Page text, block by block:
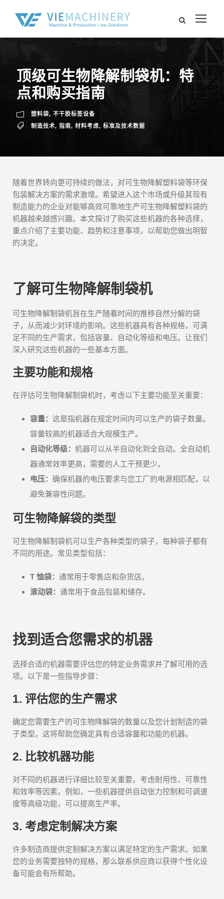
顶级可生物降解制袋机：特
点和购买指南
塑料袋, 不干胶标签设备
制造技术, 指南, 材料考虑, 标准及技术数据
随着世界转向更可持续的做法，对可生物降解塑料袋等环保
包装解决方案的需求激增。希望进入这个市场或升级其现有
制造能力的企业对能够高效可靠地生产可生物降解塑料袋的
机器越来越感兴趣。本文探讨了购买这些机器的各种选择，
重点介绍了主要功能、趋势和注意事项，以帮助您做出明智
的决定。
了解可生物降解制袋机
可生物降解制袋机旨在生产随着时间的推移自然分解的袋
子，从而减少对环境的影响。这些机器具有各种规格，可满
足不同的生产需求，包括容量、自动化等级和电压。让我们
深入研究这些机器的一些基本方面。
主要功能和规格
在评估可生物降解制袋机时，考虑以下主要功能至关重要：
容量： 这是指机器在规定时间内可以生产的袋子数量。
容量较高的机器适合大规模生产。
自动化等级： 机器可以从半自动化到全自动。全自动机
器通常效率更高，需要的人工干预更少。
电压： 确保机器的电压要求与您工厂的电源相匹配，以
避免兼容性问题。
可生物降解袋的类型
可生物降解制袋机可以生产各种类型的袋子，每种袋子都有
不同的用途。常见类型包括：
T 恤袋： 通常用于零售店和杂货店。
滚动袋： 通常用于食品包装和储存。
找到适合您需求的机器
选择合适的机器需要评估您的特定业务需求并了解可用的选
项。以下是一些指导步骤：
1. 评估您的生产需求
确定您需要生产的可生物降解袋的数量以及您计划制造的袋
子类型。这将帮助您确定具有合适容量和功能的机器。
2. 比较机器功能
对不同的机器进行详细比较至关重要。考虑耐用性、可靠性
和效率等因素。例如，一些机器提供自动张力控制和可调速
度等高级功能，可以提高生产率。
3. 考虑定制解决方案
许多制造商提供定制解决方案以满足特定的生产需求。如果
您的业务需要独特的规格，那么联系供应商以获得个性化设
备可能会有所帮助。